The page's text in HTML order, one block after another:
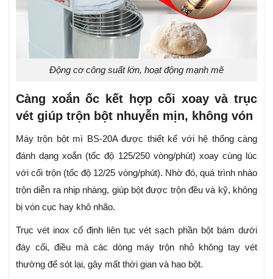
Động cơ công suất lớn, hoạt động mạnh mẽ
Càng xoắn ốc kết hợp cối xoay và trục
vét giúp trộn bột nhuyễn mịn, không vón
Máy trộn bột mì BS-20A được thiết kế với hệ thống càng
đánh dạng xoắn (tốc độ 125/250 vòng/phút) xoay cùng lúc
với cối trộn (tốc độ 12/25 vòng/phút). Nhờ đó, quá trình nhào
trộn diễn ra nhịp nhàng, giúp bột được trộn đều và kỹ, không
bị vón cục hay khô nhão.
Trục vét inox cố định liên tục vét sạch phần bột bám dưới
đáy cối, điều mà các dòng máy trộn nhỏ không tay vét
thường để sót lại, gây mất thời gian và hao bột.